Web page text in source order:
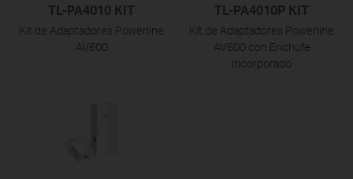
TL-PA4010 KIT
Kit de Adaptadores Powerline
AV600
TL-PA4010P KIT
Kit de Adaptadores Powerline
AV600 con Enchufe
Incorporado